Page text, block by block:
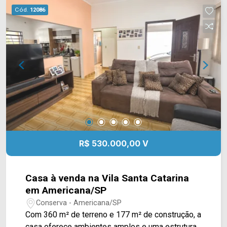
Grill, academia Body Fit, escolas e restaurantes.
Entre em contato com a equipe da Arbix Imóveis
e agende a sua visita!! WhatsApp e Telefone:
(19) 3475-4546 ARBIX IMÓVEIS - Presente em
cada mudança!
Cód. 12086
R$ 530.000,00 V
Casa à venda na Vila Santa Catarina
em Americana/SP
Conserva - Americana/SP
Com 360 m² de terreno e 177 m² de construção, a